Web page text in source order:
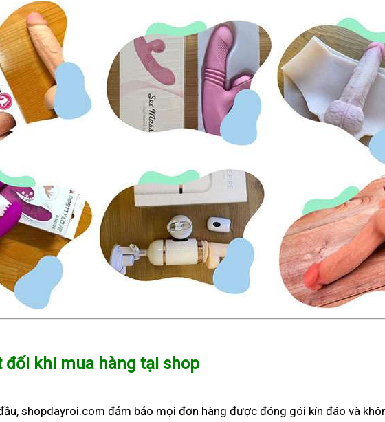
đối khi mua hàng tại shop
shopdayroi.com đảm bảo mọi đơn hàng được đóng gói kín đáo và